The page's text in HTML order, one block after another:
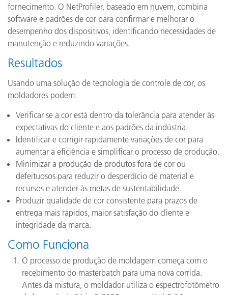
fornecimento. O NetProfiler, baseado em nuvem, combina
software e padrões de cor para confirmar e melhorar o
desempenho dos dispositivos, identificando necessidades de
manutenção e reduzindo variações.
Resultados
Usando uma solução de tecnologia de controle de cor, os
moldadores podem:
Verificar se a cor está dentro da tolerância para atender às
expectativas do cliente e aos padrões da indústria.
Identificar e corrigir rapidamente variações de cor para
aumentar a eficiência e simplificar o processo de produção.
Minimizar a produção de produtos fora de cor ou
defeituosos para reduzir o desperdício de material e
recursos e atender às metas de sustentabilidade.
Produzir qualidade de cor consistente para prazos de
entrega mais rápidos, maior satisfação do cliente e
integridade da marca.
Como Funciona
O processo de produção de moldagem começa com o
recebimento do masterbatch para uma nova corrida.
Antes da mistura, o moldador utiliza o espectrofotômetro